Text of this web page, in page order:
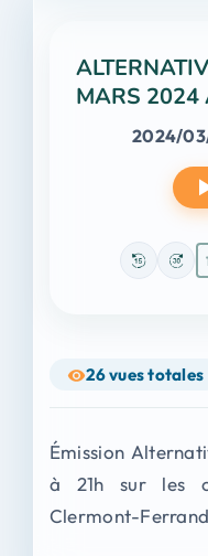
MARS 2024
2024/
26vues totales
Émission
à 21h sur les
Clermont-Ferrand